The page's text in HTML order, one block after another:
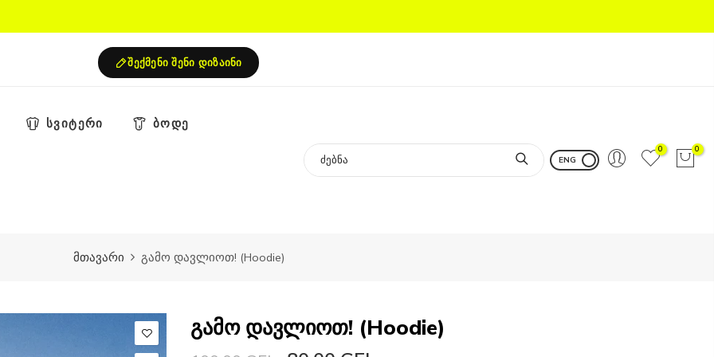
შექმენი შენი დიზაინი
სვიტერი ბოდე
ENG
0 0
მთავარი გამო დავლიოთ! (Hoodie)
გამო დავლიოთ! (Hoodie)